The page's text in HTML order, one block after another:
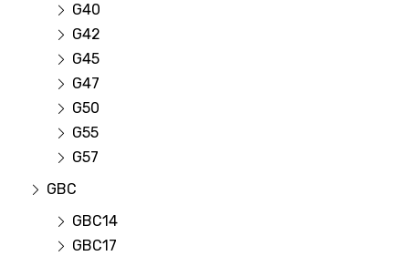
G40
G42
G45
G47
G50
G55
G57
GBC
GBC14
GBC17